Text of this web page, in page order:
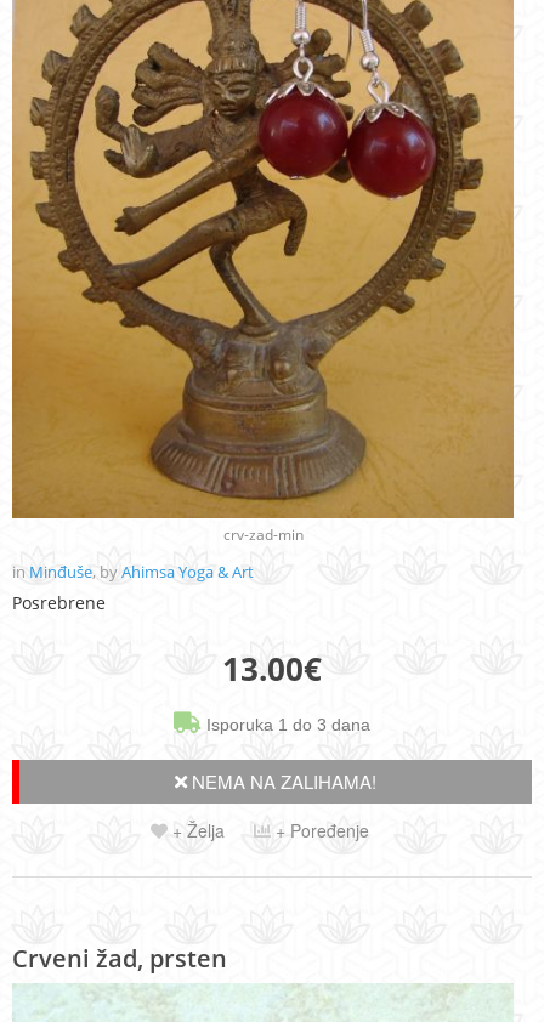
crv-zad-min
in Minđuše, byAhimsa Yoga & Art
Posrebrene
13.00€
Isporuka 1 do 3 dana
NEMA NA ZALIHAMA!
+ Želja + Poređenje
Crveni žad, prsten